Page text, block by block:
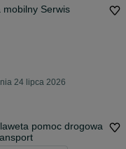
mobilny Serwis
24 lipca 2026
pomoc drogowa